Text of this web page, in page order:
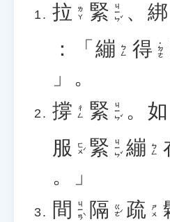
拉 ㄌㄚ 緊 ㄐㄧㄣˇ 、 綁
：「 繃 ㄅㄥ 得 ˙ㄉㄜ
」。
撐 ㄔㄥ 緊 ㄐㄧㄣˇ 。 如
服 ㄈㄨˊ 緊 ㄐㄧㄣˇ 繃 ㄅㄥ
。」
間 ㄐㄧㄢˋ 隔 ㄍㄜˊ 疏 ㄕㄨ